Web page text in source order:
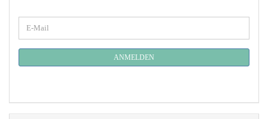
ZUR
E-
Mail
ANMELDEN